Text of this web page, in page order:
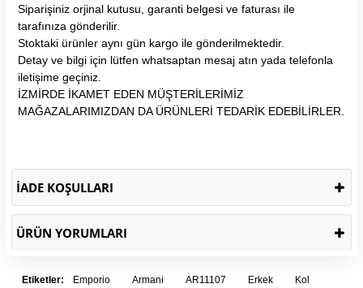
Siparişiniz orjinal kutusu, garanti belgesi ve faturası ile
tarafınıza gönderilir.
Stoktaki ürünler aynı gün kargo ile gönderilmektedir.
Detay ve bilgi için lütfen whatsaptan mesaj atın yada telefonla
iletişime geçiniz.
İZMİRDE İKAMET EDEN MÜŞTERİLERİMİZ
MAĞAZALARIMIZDAN DA ÜRÜNLERİ TEDARİK EDEBİLİRLER.
İADE KOŞULLARI
ÜRÜN YORUMLARI
Etiketler: Emporio Armani AR11107 Erkek Kol